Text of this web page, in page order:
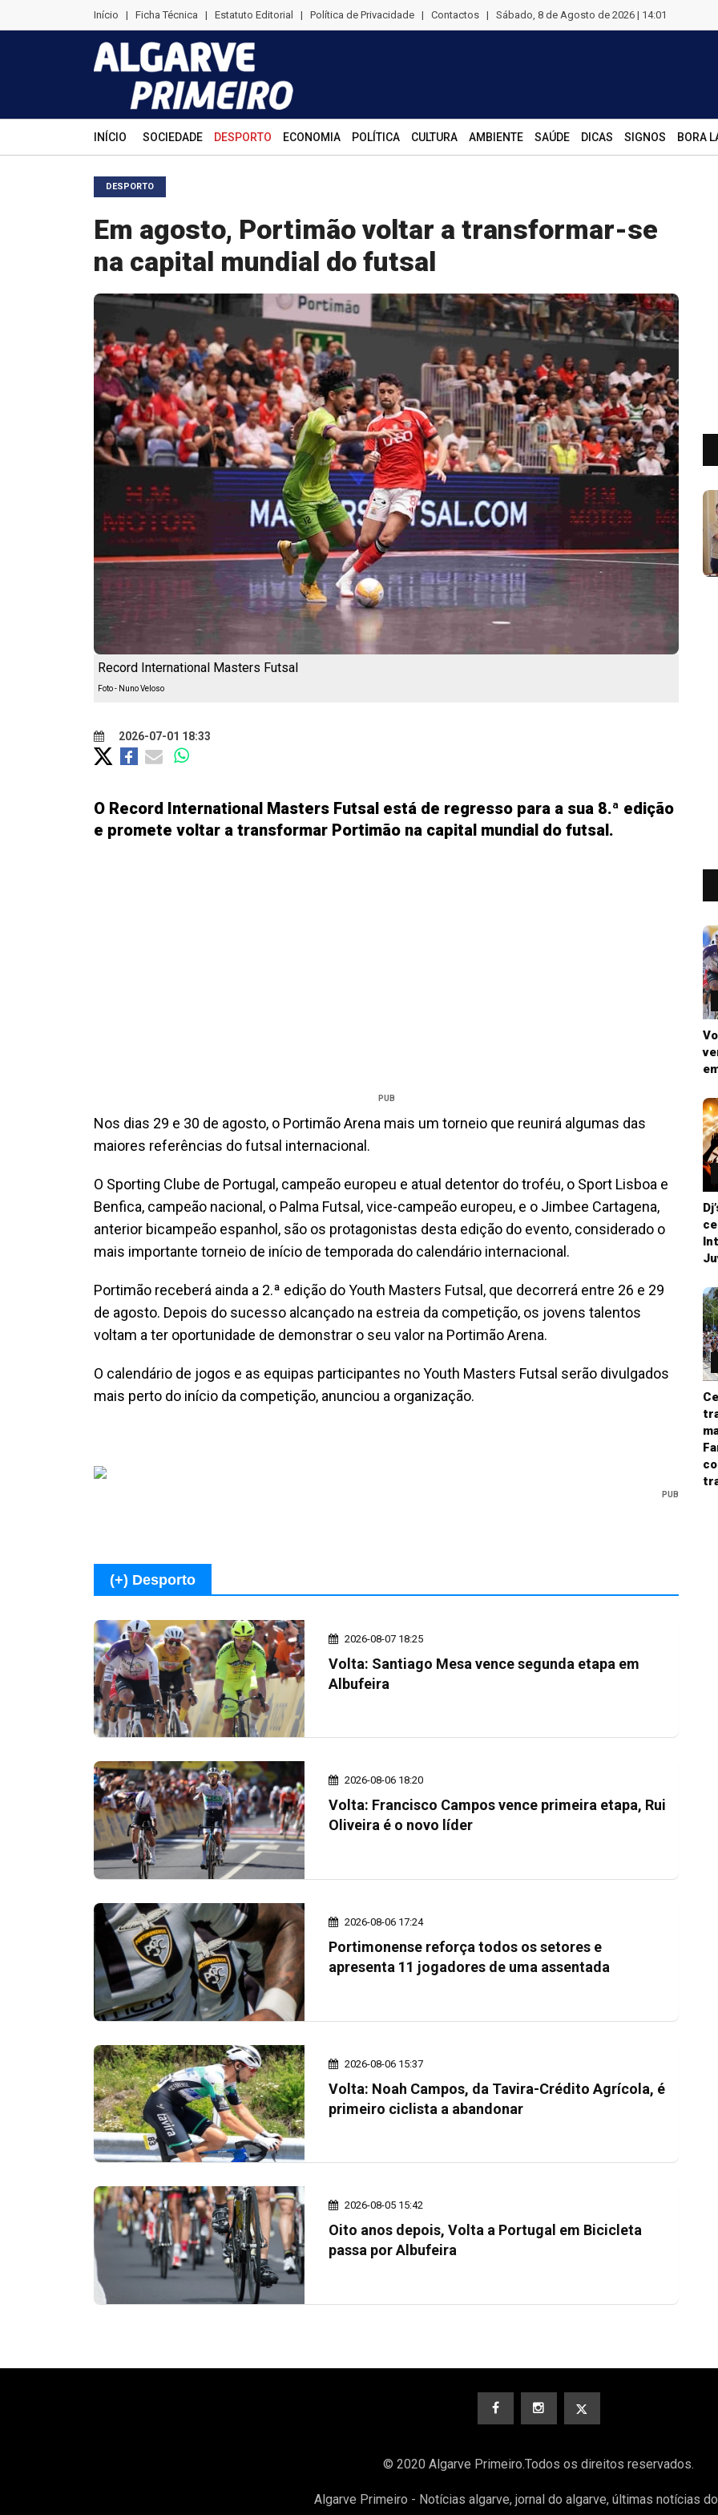
Início | Ficha Técnica | Estatuto Editorial | Política de Privacidade | Contactos | Sábado, 8 de Agosto de 2026 | 14:01
INÍCIO SOCIEDADE DESPORTO ECONOMIA POLÍTICA CULTURA AMBIENTE SAÚDE DICAS SIGNOS BORA
DESPORTO
Em agosto, Portimão voltar a transformar-se
na capital mundial do futsal
Record International Masters Futsal
Foto - Nuno Veloso
2026-07-01 18:33
O Record International Masters Futsal está de regresso para a sua 8.ª edição
e promete voltar a transformar Portimão na capital mundial do futsal.
PUB
Nos dias 29 e 30 de agosto, o Portimão Arena mais um torneio que reunirá algumas das
maiores referências do futsal internacional.
O Sporting Clube de Portugal, campeão europeu e atual detentor do troféu, o Sport Lisboa e
Benfica, campeão nacional, o Palma Futsal, vice-campeão europeu, e o Jimbee Cartagena,
anterior bicampeão espanhol, são os protagonistas desta edição do evento, considerado o
mais importante torneio de início de temporada do calendário internacional.
Portimão receberá ainda a 2.ª edição do Youth Masters Futsal, que decorrerá entre 26 e 29
de agosto. Depois do sucesso alcançado na estreia da competição, os jovens talentos
voltam a ter oportunidade de demonstrar o seu valor na Portimão Arena.
O calendário de jogos e as equipas participantes no Youth Masters Futsal serão divulgados
mais perto do início da competição, anunciou a organização.
PUB
(+) Desporto
2026-08-07 18:25
Volta: Santiago Mesa vence segunda etapa em
Albufeira
2026-08-06 18:20
Volta: Francisco Campos vence primeira etapa, Rui
Oliveira é o novo líder
2026-08-06 17:24
Portimonense reforça todos os setores e
apresenta 11 jogadores de uma assentada
2026-08-06 15:37
Volta: Noah Campos, da Tavira-Crédito Agrícola, é
primeiro ciclista a abandonar
2026-08-05 15:42
Oito anos depois, Volta a Portugal em Bicicleta
passa por Albufeira
© 2020 Algarve Primeiro.Todos os direitos reservados.
Algarve Primeiro - Notícias algarve, jornal do algarve, últimas notícias